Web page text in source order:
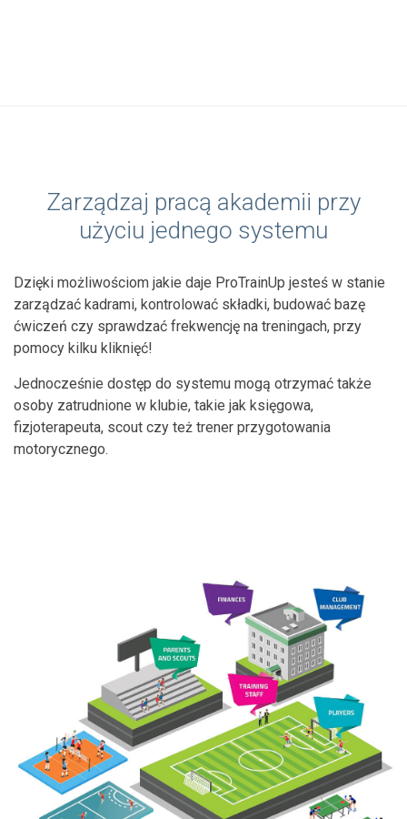
Zarządzaj pracą akademii przy
użyciu jednego systemu
Dzięki możliwościom jakie daje ProTrainUp jesteś w stanie
zarządzać kadrami, kontrolować składki, budować bazę
ćwiczeń czy sprawdzać frekwencję na treningach, przy
pomocy kilku kliknięć!
Jednocześnie dostęp do systemu mogą otrzymać także
osoby zatrudnione w klubie, takie jak księgowa,
fizjoterapeuta, scout czy też trener przygotowania
motorycznego.